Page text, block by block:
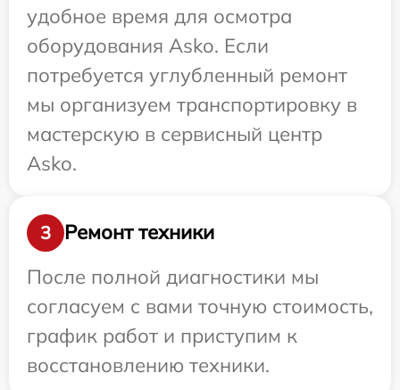
удобное время для осмотра
оборудования Asko. Если
потребуется углубленный ремонт
мы организуем транспортировку в
мастерскую в сервисный центр
Asko.
3
Ремонт техники
После полной диагностики мы
согласуем с вами точную стоимость,
график работ и приступим к
восстановлению техники.